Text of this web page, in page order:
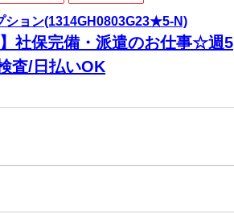
ション(1314GH0803G23★5-N)
】社保完備・派遣のお仕事☆週5
査/日払いOK